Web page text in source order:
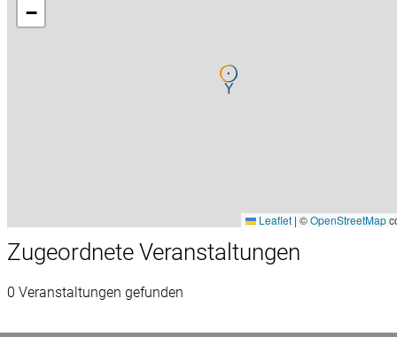
−
Leaflet | ©OpenStreetMap
Zugeordnete Veranstaltungen
0 Veranstaltungen gefunden